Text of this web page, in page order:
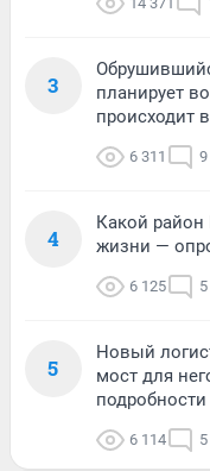
3
планирует
происходит
6 311 9
4
Какой
жизни —
6 125 5
5
Новый
мост для
подробности
6 114 5